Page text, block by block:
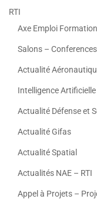
RTI
Axe Emploi
Salons – Conferences
Actualité
Intelligence Artificielle
Actualité Défense et
Actualité Gifas
Actualité Spatial
Actualités NAE – RTI
Appel à Projets –